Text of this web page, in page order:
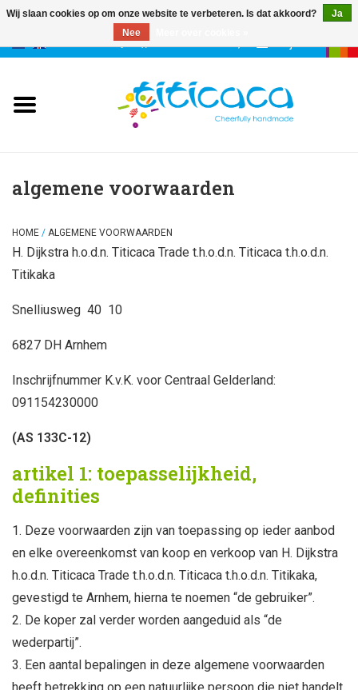
sleutelhangers
accessoires
nieuw
over titicaca
algemene voorwaarden
HOME / ALGEMENE VOORWAARDEN
H. Dijkstra h.o.d.n. Titicaca Trade t.h.o.d.n. Titicaca t.h.o.d.n.
Titikaka
Snelliusweg 40 10
6827 DH Arnhem
Inschrijfnummer K.v.K. voor Centraal Gelderland:
091154230000
(AS 133C-12)
artikel 1: toepasselijkheid,
definities
Deze voorwaarden zijn van toepassing op ieder aanbod
en elke overeenkomst van koop en verkoop van H. Dijkstra
h.o.d.n. Titicaca Trade t.h.o.d.n. Titicaca t.h.o.d.n. Titikaka,
gevestigd te Arnhem, hierna te noemen “de gebruiker”.
De koper zal verder worden aangeduid als “de
wederpartij”.
Een aantal bepalingen in deze algemene voorwaarden
Wij slaan cookies op om onze website te verbeteren. Is dat akkoord?
Ja
Nee